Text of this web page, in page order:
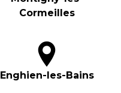
Cormeilles
Enghien-les-Bains